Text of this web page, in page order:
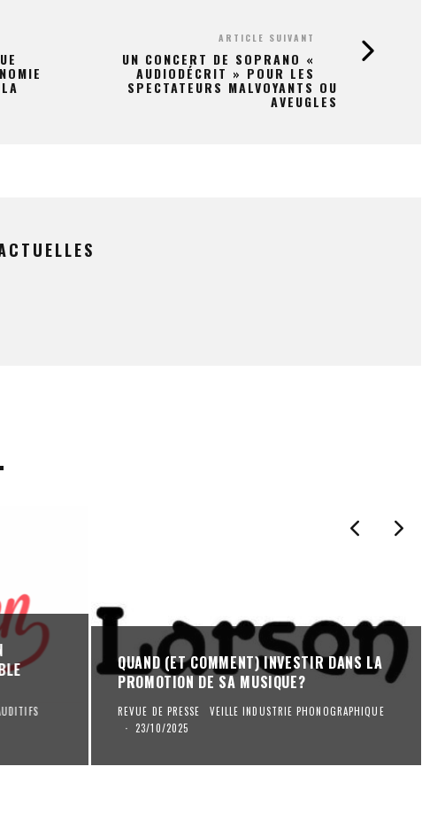
ARTICLE SUIVANT
UN CONCERT DE SOPRANO «
AUDIODÉCRIT » POUR LES
SPECTATEURS MALVOYANTS OU
AVEUGLES
QUAND (ET COMMENT) INVESTIR DANS LA
PROMOTION DE SA MUSIQUE?
REVUE DE PRESSE
VEILLE INDUSTRIE PHONOGRAPHIQUE
·
23/10/2025